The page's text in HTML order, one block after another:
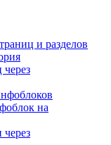
и разделов
через
на
через